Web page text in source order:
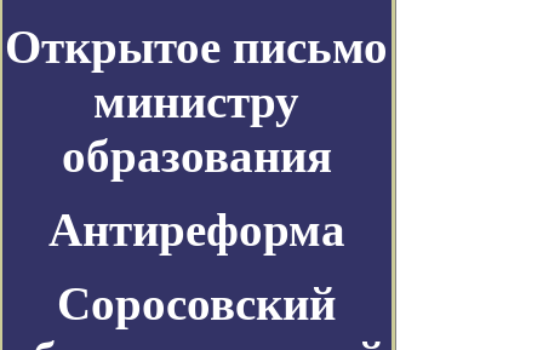
Открытое письмо
министру
образования
Антиреформа
Соросовский